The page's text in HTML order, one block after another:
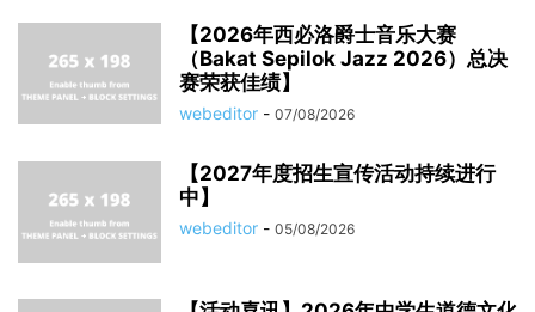
【2026年西必洛爵士音乐大赛
（Bakat Sepilok Jazz 2026）总决
赛荣获佳绩】
webeditor - 07/08/2026
【2027年度招生宣传活动持续进行
中】
webeditor - 05/08/2026